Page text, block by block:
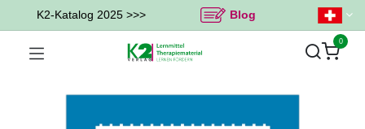
K2-Katalog 2025 >>> Blog
0